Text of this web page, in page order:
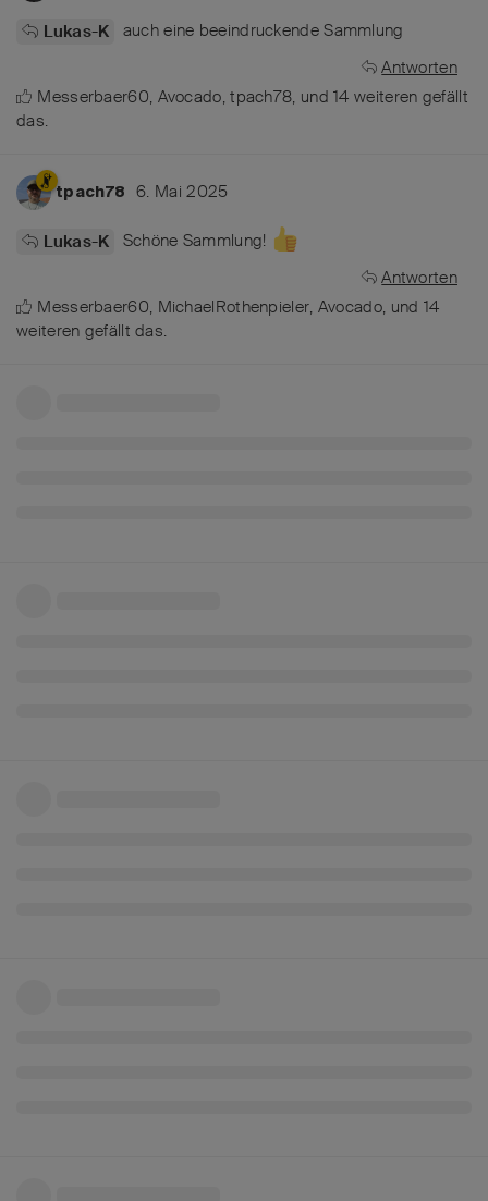
Lukas-K
auch eine beeindruckende Sammlung
Antworten
Messerbaer60, Avocado,tpach78, und14 weiteren gefällt
das.
tpach78 6. Mai 2025
Lukas-K
Schöne Sammlung!
Antworten
Messerbaer60, MichaelRothenpieler, Avocado, und 14
weiteren gefällt das.